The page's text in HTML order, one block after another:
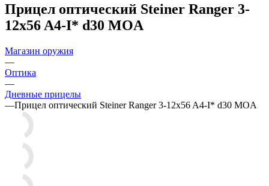
Прицел оптический Steiner Ranger 3-
12x56 A4-I* d30 MOA
Магазин оружия
—
Оптика
—
Дневные прицелы
—Прицел оптический Steiner Ranger 3-12x56 A4-I* d30 MOA